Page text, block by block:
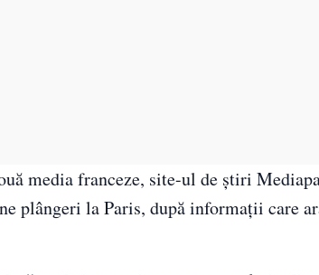
media franceze, site-ul de ştiri
plângeri la Paris, după informaţii care